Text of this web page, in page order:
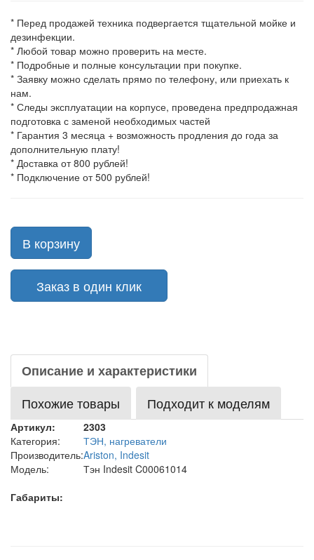
* Перед продажей техника подвергается тщательной мойке и
дезинфекции.
* Любой товар можно проверить на месте.
* Подробные и полные консультации при покупке.
* Заявку можно сделать прямо по телефону, или приехать к
нам.
* Следы эксплуатации на корпусе, проведена предпродажная
подготовка с заменой необходимых частей
* Гарантия 3 месяца + возможность продления до года за
дополнительную плату!
* Доставка от 800 рублей!
* Подключение от 500 рублей!
В корзину
Заказ в один клик
Описание и характеристики
Похожие товары
Подходит к моделям
Артикул:
2303
Категория:
ТЭН, нагреватели
Производитель:Ariston, Indesit
Модель:
Тэн Indesit C00061014
Габариты: